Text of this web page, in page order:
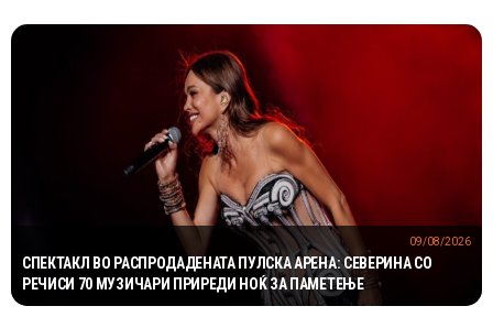
СПЕКТАКЛ ВО РАСПРОДАДЕНАТА ПУЛСКА АРЕНА: СЕВЕРИНА СО
РЕЧИСИ 70 МУЗИЧАРИ ПРИРЕДИ НОЌ ЗА ПАМЕТЕЊЕ
09/08/2026